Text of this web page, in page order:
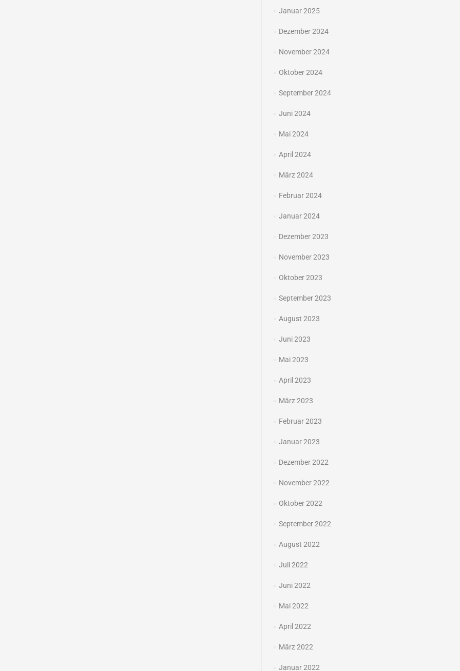
Januar 2025
Dezember 2024
November 2024
Oktober 2024
September 2024
Juni 2024
Mai 2024
April 2024
März 2024
Februar 2024
Januar 2024
Dezember 2023
November 2023
Oktober 2023
September 2023
August 2023
Juni 2023
Mai 2023
April 2023
März 2023
Februar 2023
Januar 2023
Dezember 2022
November 2022
Oktober 2022
September 2022
August 2022
Juli 2022
Juni 2022
Mai 2022
April 2022
März 2022
Januar 2022